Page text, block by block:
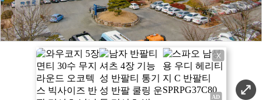
X